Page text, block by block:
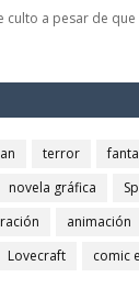
culto a pesar de
terror
novela gráfica
animación
Lovecraft comic